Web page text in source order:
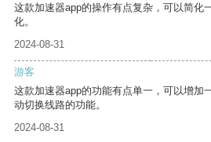
这款加速器app的操作有点复杂，可以简化
化。
2024-08-31
游客
这款加速器app的功能有点单一，可以增加
动切换线路的功能。
2024-08-31